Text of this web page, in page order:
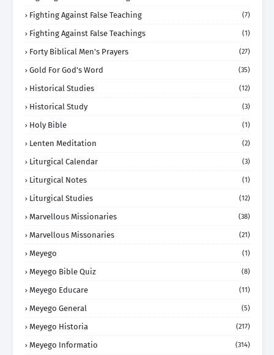
Fighting Against False Teaching (7)
Fighting Against False Teachings (1)
Forty Biblical Men's Prayers (27)
Gold For God's Word (35)
Historical Studies (12)
Historical Study (3)
Holy Bible (1)
Lenten Meditation (2)
Liturgical Calendar (3)
Liturgical Notes (1)
Liturgical Studies (12)
Marvellous Missionaries (38)
Marvellous Missonaries (21)
Meyego (1)
Meyego Bible Quiz (8)
Meyego Educare (11)
Meyego General (5)
Meyego Historia (217)
Meyego Informatio (314)